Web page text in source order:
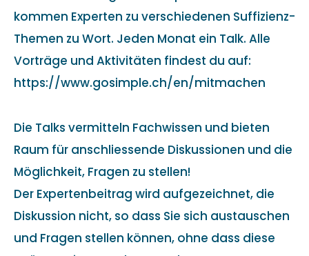
kommen Experten zu verschiedenen Suffizienz-
Themen zu Wort. Jeden Monat ein Talk. Alle
Vorträge und Aktivitäten findest du auf:
https://www.gosimple.ch/en/mitmachen
Die Talks vermitteln Fachwissen und bieten
Raum für anschliessende Diskussionen und die
Möglichkeit, Fragen zu stellen!
Der Expertenbeitrag wird aufgezeichnet, die
Diskussion nicht, so dass Sie sich austauschen
und Fragen stellen können, ohne dass diese